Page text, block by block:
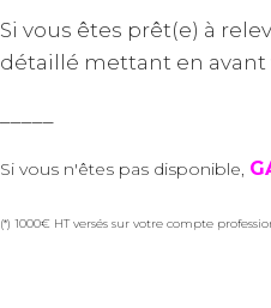
Si vous êtes prêt(e) à
détaillé mettant en
Si vous n'êtes pas disponible,
(*) 1000€ HT versés sur votre compte